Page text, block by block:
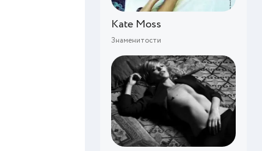
Kate Moss
Знаменитости